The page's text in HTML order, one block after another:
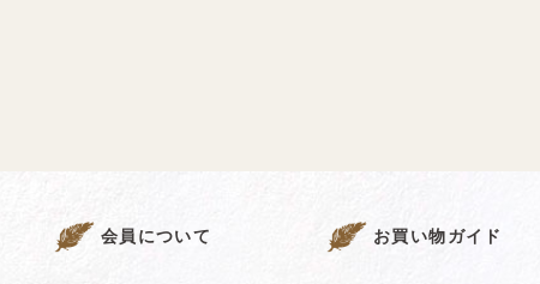
会員について お買い物ガイド